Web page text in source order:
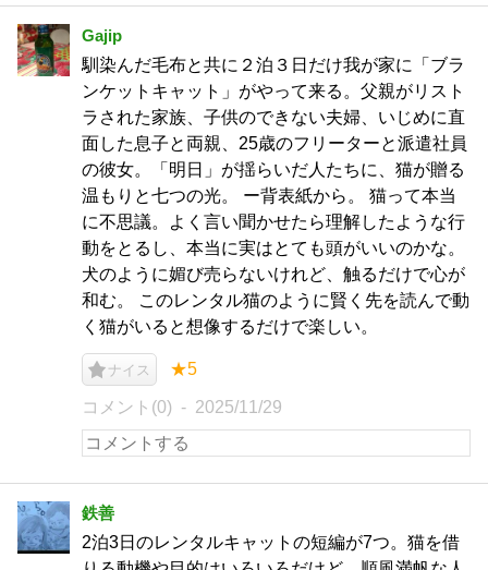
Gajip
馴染んだ毛布と共に２泊３日だけ我が家に「ブラ
ンケットキャット」がやって来る。父親がリスト
ラされた家族、子供のできない夫婦、いじめに直
面した息子と両親、25歳のフリーターと派遣社員
の彼女。「明日」が揺らいだ人たちに、猫が贈る
温もりと七つの光。 ー背表紙から。 猫って本当
に不思議。よく言い聞かせたら理解したような行
動をとるし、本当に実はとても頭がいいのかな。
犬のように媚び売らないけれど、触るだけで心が
和む。 このレンタル猫のように賢く先を読んで動
く猫がいると想像するだけで楽しい。
ナイス ★5
コメント(0) 2025/11/29
鉄善
2泊3日のレンタルキャットの短編が7つ。猫を借